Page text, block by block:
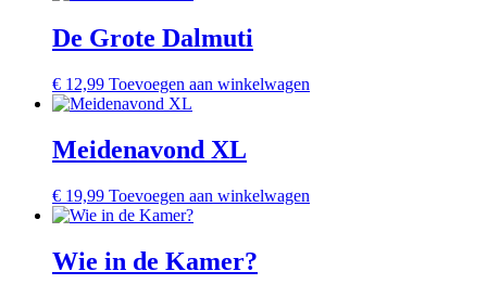
De Grote Dalmuti
€ 12,99 Toevoegen aan winkelwagen
Meidenavond XL
€ 19,99 Toevoegen aan winkelwagen
Wie in de Kamer?